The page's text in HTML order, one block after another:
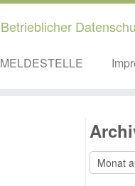
Betrieblicher
MELDESTELLE
Archiv